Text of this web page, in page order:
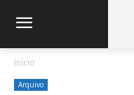
Início
Arquivo